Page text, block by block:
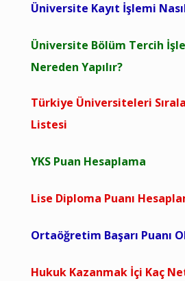
Üniversite Kayıt İşlemi
Üniversite Bölüm Tercih
Nereden Yapılır?
Türkiye Üniversiteleri
Listesi
YKS Puan Hesaplama
Lise Diploma Puanı
Ortaöğretim Başarı Puanı
Hukuk Kazanmak İçi Kaç